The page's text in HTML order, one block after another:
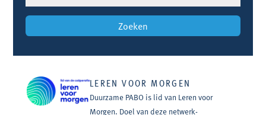
LEREN VOOR MORGEN
Duurzame PABO is lid van Leren voor
Morgen. Doel van deze netwerk-